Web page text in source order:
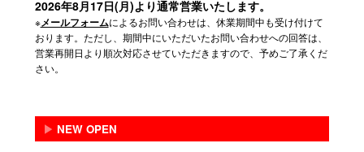
2026年8月17日(月)より通常営業いたします。
※メールフォームによるお問い合わせは、休業期間中も受け付けて
おります。ただし、期間中にいただいたお問い合わせへの回答は、
営業再開日より順次対応させていただきますので、予めご了承くだ
さい。
▶ NEW OPEN